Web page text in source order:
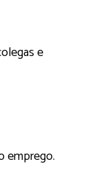
e
emprego.